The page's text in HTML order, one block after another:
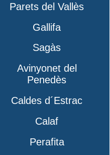
Parets del Vallès
Gallifa
Sagàs
Avinyonet del
Penedès
Caldes d´Estrac
Calaf
Perafita